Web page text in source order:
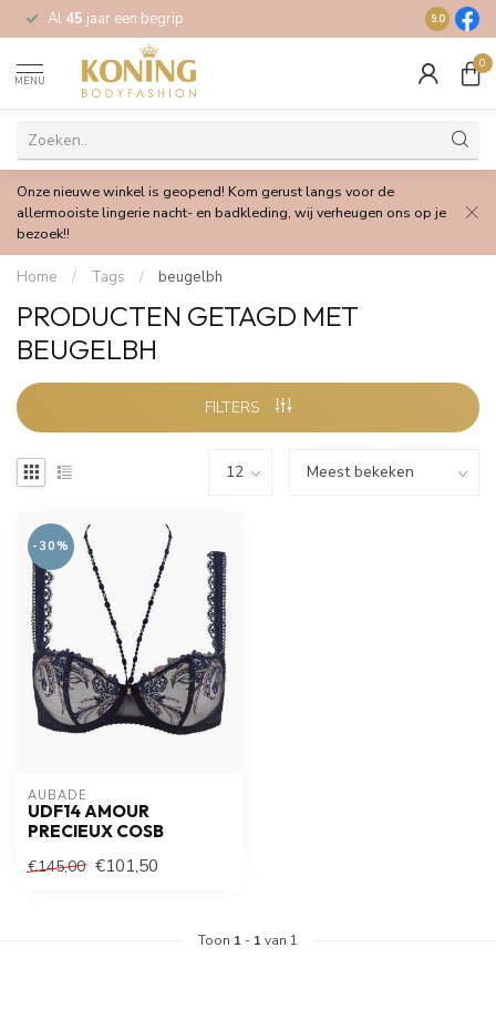
Al 45 jaar een begrip Gratis
9.0
MENU
0
Onze nieuwe winkel is geopend! Kom gerust langs voor de
allermooiste lingerie nacht- en badkleding, wij verheugen ons op je
bezoek!!
Home / Tags / beugelbh
PRODUCTEN GETAGD MET
BEUGELBH
FILTERS
-30%
AUBADE
UDF14 AMOUR
PRECIEUX COSB
€145,00 €101,50
Toon 1 - 1 van 1